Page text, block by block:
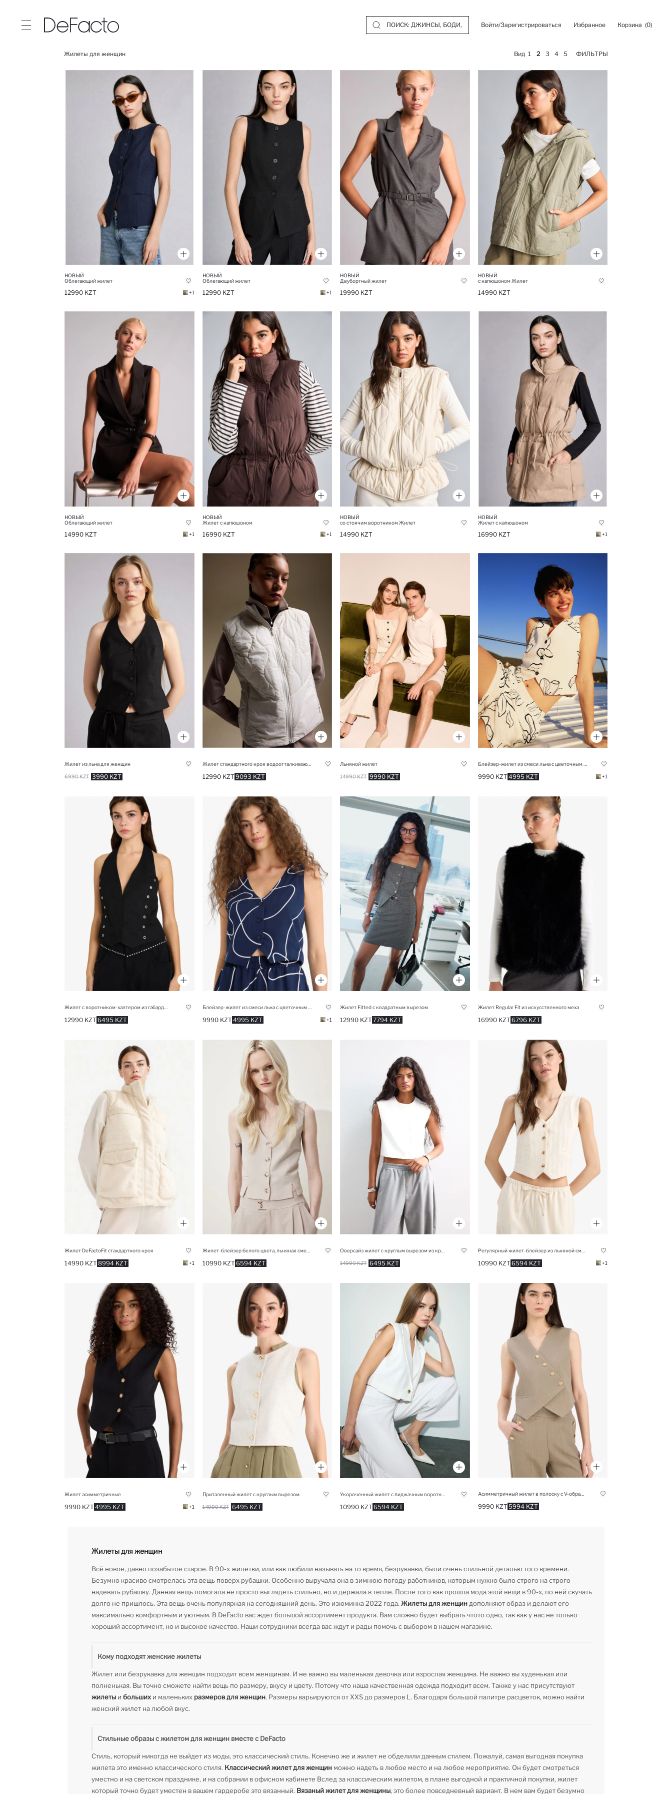
Войти/Зарегистрироваться Избранное Корзина (0)
Жилеты для женщин Вид 1 2 3 4 5 ФИЛЬТРЫ
НОВЫЙ
Облегающий жилет
12990 KZT +1
НОВЫЙ
Облегающий жилет
12990 KZT +1
НОВЫЙ
Двубортный жилет
19990 KZT
НОВЫЙ
с капюшоном Жилет
14990 KZT
НОВЫЙ
Облегающий жилет
14990 KZT +1
НОВЫЙ
Жилет с капюшоном
16990 KZT +1
НОВЫЙ
со стоячим воротником Жилет
14990 KZT
НОВЫЙ
Жилет с капюшоном
16990 KZT +1
Жилет из льна для женщин
3990 KZT
6990 KZT
Жилет стандартного кроя водоотталкивающая ткань для женщин
9093 KZT
12990 KZT
Льняной жилет
9990 KZT
14990 KZT 4995 KZT
9990 KZT +1
6495 KZT
12990 KZT 4995 KZT
9990 KZT +1
Жилет Fitted с квадратным вырезом
7794 KZT
12990 KZT
Жилет Regular Fit из искусственного меха
6796 KZT
16990 KZT
Жилет DeFactoFit стандартного кроя
8994 KZT
14990 KZT +1
Жилет-блейзер белого цвета, льняная смесь, V-образный вырез
6594 KZT
10990 KZT 6495 KZT
14990 KZT
Регулярный жилет-блейзер из льняной смеси с V-образным вырезом
6594 KZT
10990 KZT +1
Жилет асимметричные
4995 KZT
9990 KZT +1
Приталенный жилет с круглым вырезом.
6495 KZT
14990 KZT 6594 KZT
10990 KZT
Асимметричный жилет в полоску с V-образным вырезом
5994 KZT
9990 KZT
Жилеты для женщин
Всё новое, давно позабытое старое. В 90-х жилетки, или как любили называть на то время, безрукавки, были очень стильной деталью того времени.
Безумно красиво смотрелась эта вещь поверх рубашки. Особенно выручала она в зимнюю погоду работников, которым нужно было строго на строго
надевать рубашку. Данная вещь помогала не просто выглядеть стильно, но и держала в тепле. После того как прошла мода этой вещи в 90-х, по ней скучать
долго не пришлось. Эта вещь очень популярная на сегодняшний день. Это изюминка 2022 года. Жилеты для женщин дополняют образ и делают его
максимально комфортным и уютным. В DeFacto вас ждет большой ассортимент продукта. Вам сложно будет выбрать чтото одно, так как у нас не только
хороший ассортимент, но и высокое качество. Наши сотрудники всегда вас ждут и рады помочь с выбором в нашем магазине.
Кому подходят женские жилеты
Жилет или безрукавка для женщин подходит всем женщинам. И не важно вы маленькая девочка или взрослая женщина. Не важно вы худенькая или
полненькая. Вы точно сможете найти вещь по размеру, вкусу и цвету. Потому что наша качественная одежда подходит всем. Также у нас присутствуют
жилеты и больших и маленьких размеров для женщин. Размеры варьируются от XXS до размеров L. Благодаря большой палитре расцветок, можно найти
женский жилет на любой вкус.
Стильные образы с жилетом для женщин вместе с DeFacto
Стиль, который никогда не выйдет из моды, это классический стиль. Конечно же и жилет не обделили данным стилем. Пожалуй, самая выгодная покупка
жилета это именно классического стиля. Классический жилет для женщин можно надеть в любое место и на любое мероприятие. Он будет смотреться
уместно и на светском празднике, и на собрании в офисном кабинете Вслед за классическим жилетом, в плане выгодной и практичной покупки, жилет
который точно будет уместен в вашем гардеробе это вязанный. Вязаный жилет для женщины, это более повседневный вариант. В нем вам будет безумно